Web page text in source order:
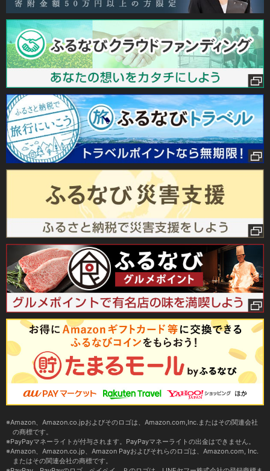
Amazon、Amazon.co.jpおよびそのロゴは、Amazon.com,Inc.またはその関連会社
の商標です。
PayPayマネーライトが付与されます。PayPayマネーライトの出金はできません。
Amazon、Amazon.co.jp、Amazon Payおよびそれらのロゴは、Amazon.com, Inc.
またはその関連会社の商標です。